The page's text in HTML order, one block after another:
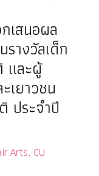
เสนอผล
รางวัลเด็ก
และผู้
เยาวชน
ประจำปี
Arts, CU